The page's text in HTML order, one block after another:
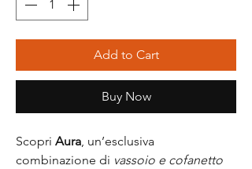
Add to Cart
Buy Now
Scopri Aura, un’esclusiva
combinazione di vassoio e cofanetto